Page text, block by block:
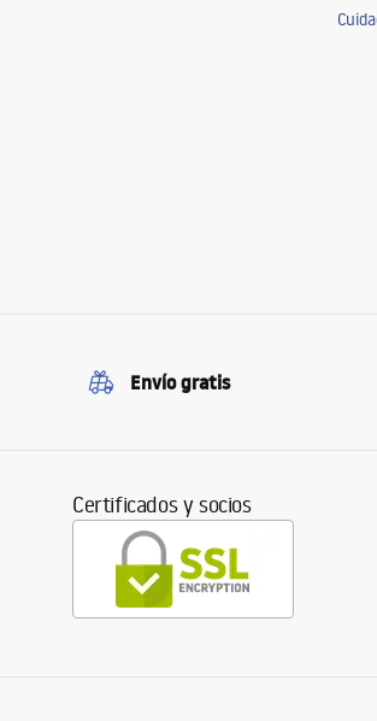
Envío gratis
Certificados y socios